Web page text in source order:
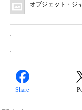
オブジェット・ジ
Share